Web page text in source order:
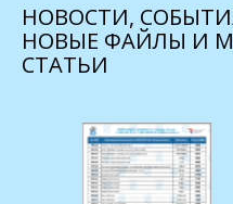
НОВОСТИ,
НОВЫЕ ФАЙЛЫ И
СТАТЬИ